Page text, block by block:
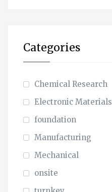
Categories
Chemical Research
Electronic Materials
foundation
Manufacturing
Mechanical
onsite